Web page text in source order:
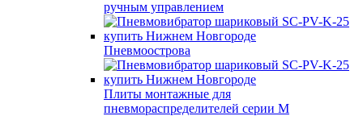
ручным управлением
Пневмоострова
Плиты монтажные для
пневмораспределителей серии M